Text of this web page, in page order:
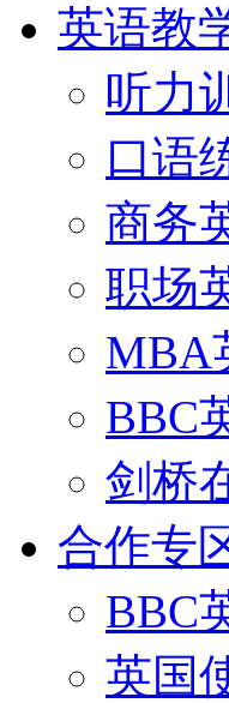
英语教
听力
口语
商务
职场
MBA
BBC
剑桥
合作专
BBC
英国